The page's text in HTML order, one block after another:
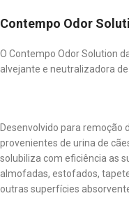
Contempo Odor
O Contempo Odor Solution
alvejante e neutralizadora
Desenvolvido para remoção
provenientes de urina de
solubiliza com eficiência as
almofadas, estofados,
outras superfícies